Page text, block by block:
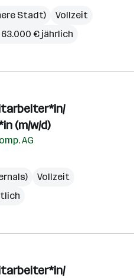
Stadt)
Vollzeit
63.000 € jährlich
(m/w/d)
AG
Vollzeit